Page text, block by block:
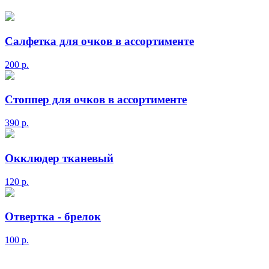
Салфетка для очков в ассортименте
200 р.
Стоппер для очков в ассортименте
390 р.
Окклюдер тканевый
120 р.
Отвертка - брелок
100 р.